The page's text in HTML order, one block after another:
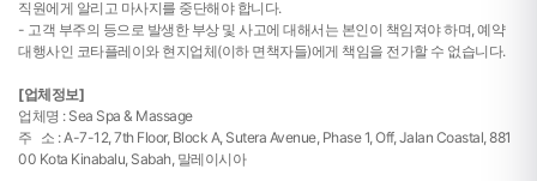
직원에게 알리고 마사지를 중단해야 합니다.
- 고객 부주의 등으로 발생한 부상 및 사고에 대해서는 본인이 책임져야 하며, 예약
대행사인 코타플레이와 현지업체(이하 면책자들)에게 책임을 전가할 수 없습니다.
[업체정보]
업체명 :Sea Spa & Massage
주 소 : A-7-12, 7th Floor, Block A, Sutera Avenue, Phase 1, Off, Jalan Coastal, 881
00 Kota Kinabalu, Sabah, 말레이시아